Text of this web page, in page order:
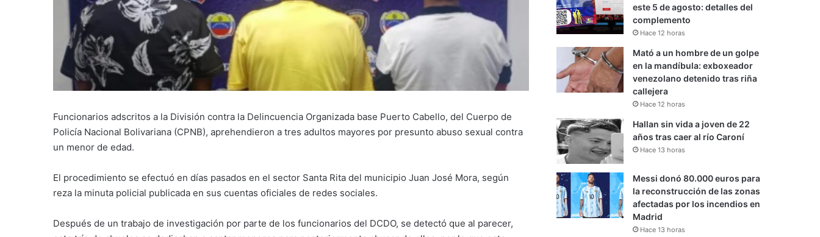
Funcionarios adscritos a la División contra la Delincuencia Organizada base Puerto Cabello, del Cuerpo de
Policía Nacional Bolivariana (CPNB), aprehendieron a tres adultos mayores por presunto abuso sexual contra
un menor de edad.
El procedimiento se efectuó en días pasados en el sector Santa Rita del municipio Juan José Mora, según
reza la minuta policial publicada en sus cuentas oficiales de redes sociales.
Después de un trabajo de investigación por parte de los funcionarios del DCDO, se detectó que al parecer,
este 5 de agosto: detalles del
complemento
Hace 12 horas
Mató a un hombre de un golpe
en la mandíbula: exboxeador
venezolano detenido tras riña
callejera
Hace 12 horas
Hallan sin vida a joven de 22
años tras caer al río Caroní
Hace 13 horas
Messi donó 80.000 euros para
la reconstrucción de las zonas
afectadas por los incendios en
Madrid
Hace 13 horas